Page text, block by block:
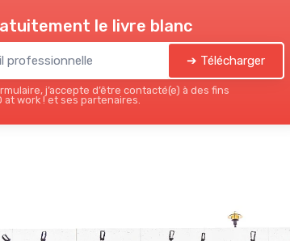
le livre blanc
➔ Télécharger
j’accepte d’être contacté(e) à des fins
at work ! et ses partenaires.